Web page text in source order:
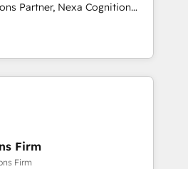
Migrations between systems
generation strategies Time-
Award-winning creative
Partner, Nexa Cognition
global HubSpot Partners and
standing partners since
to harness the full
by combining strategic
excellence, we deliver
tailored to drive
operational efficiency. Why
Our
in CRM implementation,
Firm
Firm